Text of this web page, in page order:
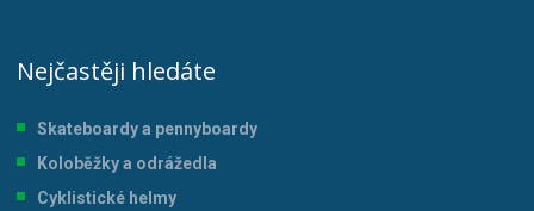
Nejčastěji hledáte
Skateboardy a pennyboardy
Koloběžky a odrážedla
Cyklistické helmy